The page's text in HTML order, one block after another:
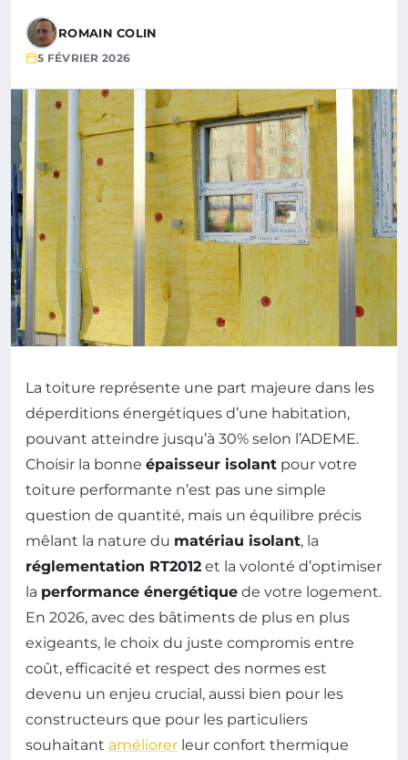
ROMAIN COLIN
5 FÉVRIER 2026
La toiture représente une part majeure dans les
déperditions énergétiques d’une habitation,
pouvant atteindre jusqu’à 30% selon l’ADEME.
Choisir la bonne épaisseur isolant pour votre
toiture performante n’est pas une simple
question de quantité, mais un équilibre précis
mêlant la nature du matériau isolant, la
réglementation RT2012 et la volonté d’optimiser
la performance énergétique de votre logement.
En 2026, avec des bâtiments de plus en plus
exigeants, le choix du juste compromis entre
coût, efficacité et respect des normes est
devenu un enjeu crucial, aussi bien pour les
constructeurs que pour les particuliers
souhaitant améliorer leur confort thermique